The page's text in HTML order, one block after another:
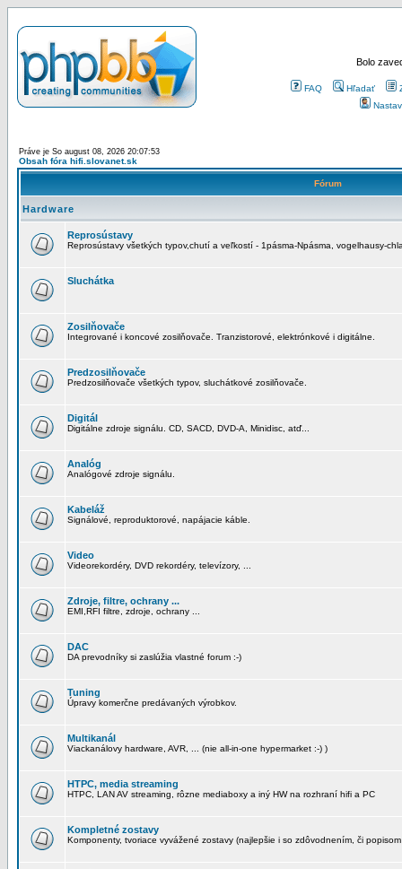
Bolo
FAQ Hľadať
Práve je So august 08, 2026 20:07:53
Obsah fóra hifi.slovanet.sk
Fórum
Hardware
Reprosústavy
Reprosústavy všetkých typov,chutí a veľkostí - 1pásma-Npásma, vogelhausy-
Sluchátka
Zosilňovače
Integrované i koncové zosilňovače. Tranzistorové, elektrónkové i digitálne.
Predzosilňovače
Predzosilňovače všetkých typov, sluchátkové zosilňovače.
Digitál
Digitálne zdroje signálu. CD, SACD, DVD-A, Minidisc, atď...
Analóg
Analógové zdroje signálu.
Kabeláž
Signálové, reproduktorové, napájacie káble.
Video
Videorekordéry, DVD rekordéry, televízory, ...
Zdroje, filtre, ochrany ...
EMI,RFI filtre, zdroje, ochrany ...
DAC
DA prevodníky si zaslúžia vlastné forum :-)
Tuning
Úpravy komerčne predávaných výrobkov.
Multikanál
Viackanálovy hardware, AVR, ... (nie all-in-one hypermarket :-) )
HTPC, media streaming
HTPC, LAN AV streaming, rôzne mediaboxy a iný HW na rozhraní hifi a PC
Kompletné zostavy
Komponenty, tvoriace vyvážené zostavy (najlepšie i so zdôvodnením, či